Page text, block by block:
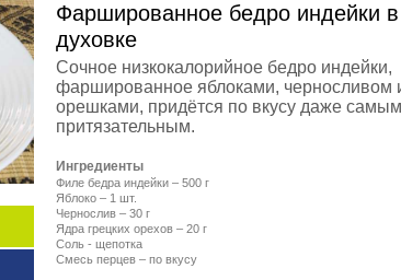
Фаршированное бедро индейки в
духовке
Сочное низкокалорийное бедро индейки,
фаршированное яблоками, черносливом
орешками, придётся по вкусу даже самым
притязательным.
Ингредиенты
Филе бедра индейки – 500 г
Яблоко – 1 шт.
Чернослив – 30 г
Ядра грецких орехов – 20 г
Соль - щепотка
Смесь перцев – по вкусу